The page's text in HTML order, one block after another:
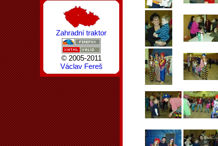
Zahradní traktor
© 2005-2011
Václav Fereš